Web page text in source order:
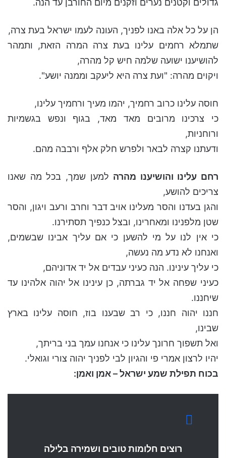
גדולים וקטנים נערים וזקנים מיום החורבן עד הנה.
הן על כל אלה באנו לפניך, העונה לעמו ישראל בעת צרה,
שתמלא רחמים עלינו בעת צרה המרה הזאת, ותמהר
להושיענו ישועה שלמה חיש קל מהרה,
ויקוים מהרה: "ועת צרה היא ליעקב וממנה יושע".
חוסה עלינו כרוב רחמיך, יהמו מעיך ורחמיך עלינו,
כי צרכינו מרובים מאד מאד, בגוף ונפש בגשמיות
ורוחניות,
ודעתנו קצרה לבאר ולפרש חלק אלף ורבבה מהם.
רחם עלינו והושיענו מהרה למען שמך, בכל מה שאנו
צריכים להושע,
והגן בעדנו והסר מעלינו אויב דבר וחרב ורעב ויגון, והסר
שטן מלפנינו ומאחרינו, ובצל כנפיך תסתירנו.
כי אין לנו על מי להשען כי אם עליך אבינו שבשמים,
ואנחנו לא נדע מה נעשה,
כי עליך עינינו. הנה כעיני עבדים אל יד אדוניהם,
כעיני שפחה אל יד גברתה, כן עינינו אל יהוה אלהינו עד
שיחננו.
חננו יהוה חננו, כי רב שבענו בוז, חוסה עלינו בארץ
שבינו,
ואל תשפוך חרונך עלינו כי אנחנו עמך בני בריתך,
יהיו לרצון אמרי פי והגיון לבי לפניך יהוה צורי וגואלי.
בכוח תפילת שמע ישראל – אמן ואמן:
רוצים חלומות טובים ושמירה בלילה